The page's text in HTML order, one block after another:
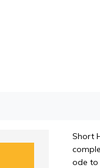
Short
ode to